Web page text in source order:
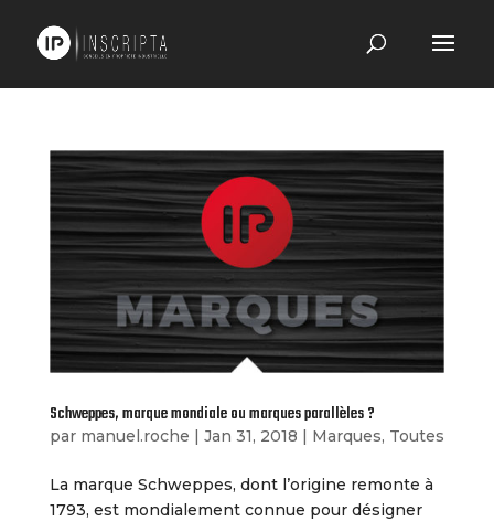
Schweppes, marque mondiale ou marques parallèles ?
par manuel.roche | Jan 31, 2018 | Marques, Toutes
La marque Schweppes, dont l’origine remonte à
1793, est mondialement connue pour désigner